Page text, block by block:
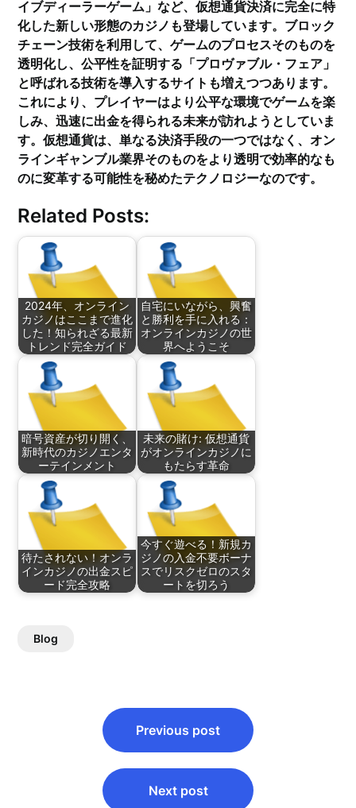
イブディーラーゲーム」など、仮想通貨決済に完全に特
化した新しい形態のカジノも登場しています。ブロック
チェーン技術を利用して、ゲームのプロセスそのものを
透明化し、公平性を証明する「プロヴァブル・フェア」
と呼ばれる技術を導入するサイトも増えつつあります。
これにより、プレイヤーはより公平な環境でゲームを楽
しみ、迅速に出金を得られる未来が訪れようとしていま
す。仮想通貨は、単なる決済手段の一つではなく、オン
ラインギャンブル業界そのものをより透明で効率的なも
のに変革する可能性を秘めたテクノロジーなのです。
Related Posts:
2024年、オンライン
カジノはここまで進化
した！知られざる最新
トレンド完全ガイド
自宅にいながら、興奮
と勝利を手に入れる：
オンラインカジノの世
界へようこそ
暗号資産が切り開く、
新時代のカジノエンタ
ーテインメント
未来の賭け: 仮想通貨
がオンラインカジノに
もたらす革命
待たされない！オンラ
インカジノの出金スピ
ード完全攻略
今すぐ遊べる！新規カ
ジノの入金不要ボーナ
スでリスクゼロのスタ
ートを切ろう
Blog
navigation
Previous post
Next post